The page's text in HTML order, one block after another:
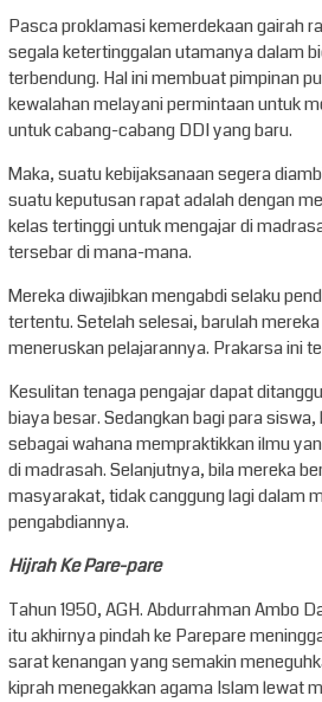
Pasca proklamasi kemerdekaan gairah
segala ketertinggalan utamanya dalam
terbendung. Hal ini membuat pimpinan
kewalahan melayani permintaan untuk
untuk cabang-cabang DDI yang baru.
Maka, suatu kebijaksanaan segera
suatu keputusan rapat adalah dengan
kelas tertinggi untuk mengajar di
tersebar di mana-mana.
Mereka diwajibkan mengabdi selaku
tertentu. Setelah selesai, barulah
meneruskan pelajarannya. Prakarsa ini
Kesulitan tenaga pengajar dapat
biaya besar. Sedangkan bagi para
sebagai wahana mempraktikkan ilmu
di madrasah. Selanjutnya, bila mereka
masyarakat, tidak canggung lagi dalam
pengabdiannya.
Hijrah Ke Pare-pare
Tahun 1950, AGH. Abdurrahman Ambo
itu akhirnya pindah ke Parepare
sarat kenangan yang semakin
kiprah menegakkan agama Islam lewat